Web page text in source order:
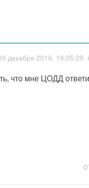
декабря 2016, 19:05:29
что мне ЦОДД